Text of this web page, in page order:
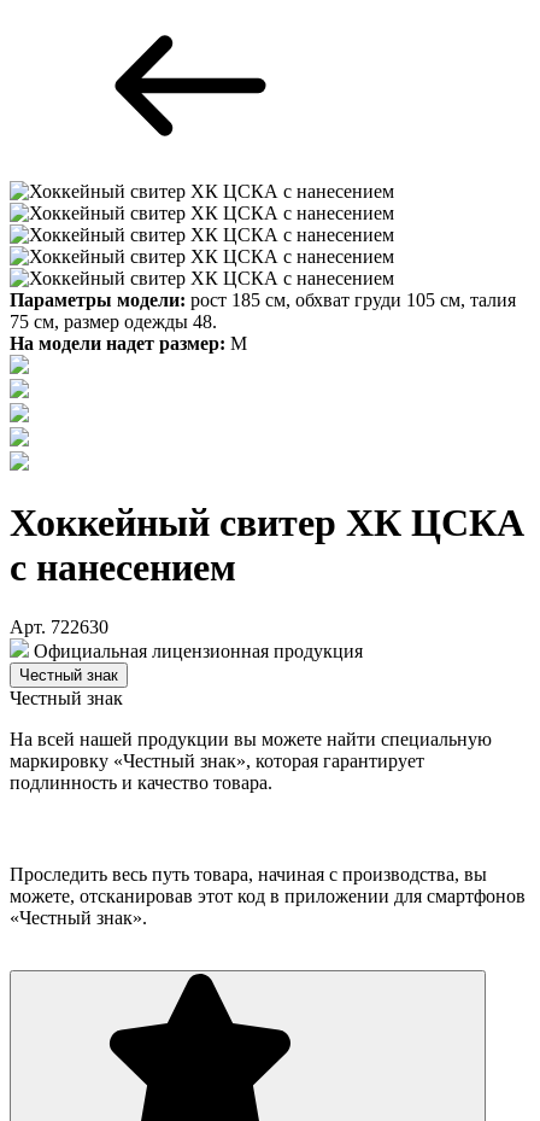
Параметры модели: рост 185 см, обхват груди 105 см, талия
75 см, размер одежды 48.
На модели надет размер: М
Хоккейный свитер ХК ЦСКА
с нанесением
Арт. 722630
Официальная лицензионная продукция
Честный знак
Честный знак
На всей нашей продукции вы можете найти специальную
маркировку «Честный знак», которая гарантирует
подлинность и качество товара.
Проследить весь путь товара, начиная с производства, вы
можете, отсканировав этот код в приложении для смартфонов
«Честный знак».